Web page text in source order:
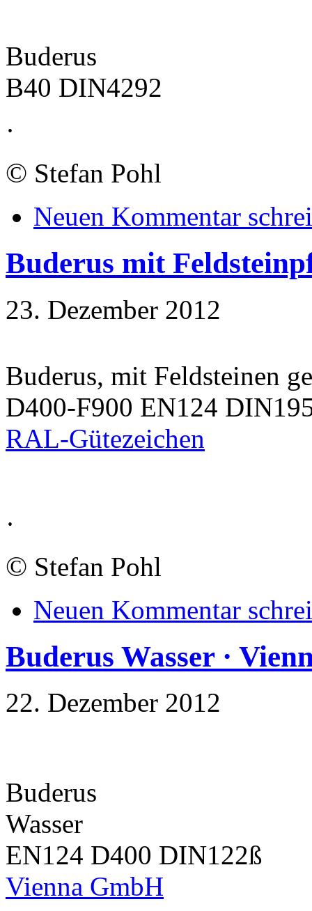
Buderus
B40 DIN4292
·
© Stefan Pohl
Neuen Kommentar
Buderus mit
23. Dezember 2012
Buderus, mit Feldsteinen
D400-F900 EN124
RAL-Gütezeichen
·
© Stefan Pohl
Neuen Kommentar
Buderus Wasser ·
22. Dezember 2012
Buderus
Wasser
EN124 D400 DIN122ß
Vienna GmbH